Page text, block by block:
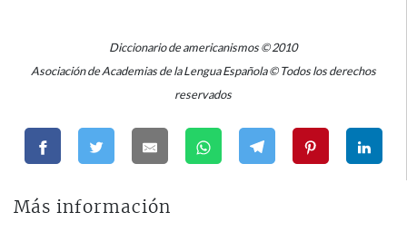
Diccionario de americanismos © 2010
Asociación de Academias de la Lengua Española © Todos los derechos
reservados
Más información